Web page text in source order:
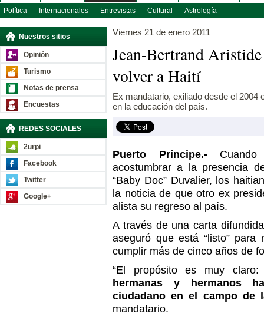
Política Internacionales Entrevistas Cultural Astrología
Nuestros sitios
Opinión
Turismo
Notas de prensa
Encuestas
REDES SOCIALES
2urpi
Facebook
Twitter
Google+
Viernes 21 de enero 2011
Jean-Bertrand
volver a Haití
Ex mandatario, exiliado desde el 2004
en la educación del país.
Puerto Príncipe.-Cuando
acostumbrar a la presencia
“Baby Doc” Duvalier, los
la noticia de que otro ex
alista su regreso al país.
A través de una carta
aseguró que está “listo”
cumplir más de cinco años de
“El propósito es muy
hermanas y hermanos
ciudadano en el campo de
mandatario.